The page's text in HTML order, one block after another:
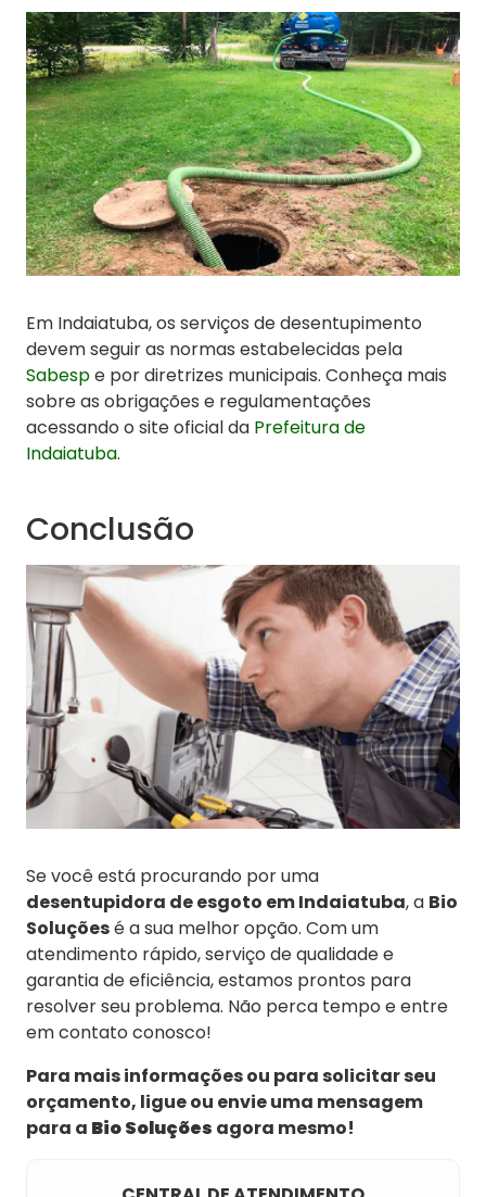
Em Indaiatuba, os serviços de desentupimento
devem seguir as normas estabelecidas pela
Sabespe por diretrizes municipais. Conheça mais
sobre as obrigações e regulamentações
acessando o site oficial da Prefeitura de
Indaiatuba.
Conclusão
Se você está procurando por uma
desentupidora de esgoto em Indaiatuba, a Bio
Soluçõesé a sua melhor opção. Com um
atendimento rápido, serviço de qualidade e
garantia de eficiência, estamos prontos para
resolver seu problema. Não perca tempo e entre
em contato conosco!
Para mais informações ou para solicitar seu
orçamento, ligue ou envie uma mensagem
para a Bio Soluções agora mesmo!